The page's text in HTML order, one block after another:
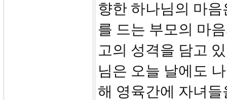
향한 하나님의 마
를 드는 부모의 마
고의 성격을 담고
님은 오늘 날에도
해 영육간에 자녀